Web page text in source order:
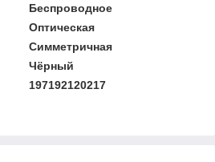
Беспроводное
Оптическая
Симметричная
Чёрный
197192120217